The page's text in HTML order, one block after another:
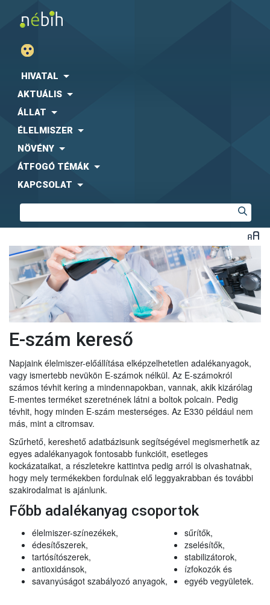
HIVATAL
AKTUÁLIS
ÁLLAT
ÉLELMISZER
NÖVÉNY
ÁTFOGÓ TÉMÁK
KAPCSOLAT
E-szám kereső
Napjaink élelmiszer-előállítása elképzelhetetlen adalékanyagok,
vagy ismertebb nevükön E-számok nélkül. Az E-számokról
számos tévhit kering a mindennapokban, vannak, akik kizárólag
E-mentes terméket szeretnének látni a boltok polcain. Pedig
tévhit, hogy minden E-szám mesterséges. Az E330 például nem
más, mint a citromsav.
Szűrhető, kereshető adatbázisunk segítségével megismerhetik az
egyes adalékanyagok fontosabb funkcióit, esetleges
kockázataikat, a részletekre kattintva pedig arról is olvashatnak,
hogy mely termékekben fordulnak elő leggyakrabban és további
szakirodalmat is ajánlunk.
Főbb adalékanyag csoportok
élelmiszer-színezékek,
édesítőszerek,
tartósítószerek,
antioxidánsok,
savanyúságot szabályozó anyagok,
sűrítők,
zselésítők,
stabilizátorok,
ízfokozók és
egyéb vegyületek.